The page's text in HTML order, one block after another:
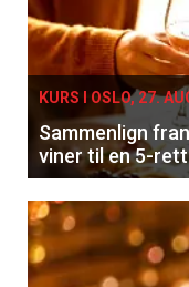
KURS I OSLO, 27.
Sammenlign
viner til en 5-